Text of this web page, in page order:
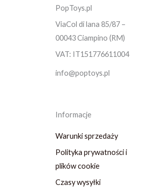
PopToys.pl
ViaCol di lana 85/87 –
00043 Ciampino (RM)
VAT: IT151776611004
info@poptoys.pl
Informacje
Warunki sprzedaży
Polityka prywatności i
plików cookie
Czasy wysyłki